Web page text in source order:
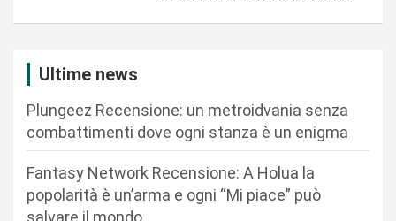
a
Ultime news
Plungeez Recensione: un metroidvania senza
combattimenti dove ogni stanza è un enigma
Fantasy Network Recensione: A Holua la
popolarità è un’arma e ogni “Mi piace” può